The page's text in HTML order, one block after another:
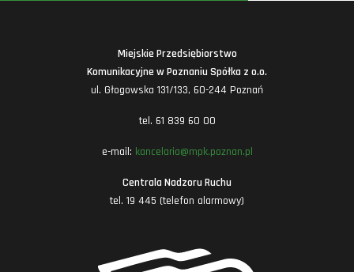
Miejskie Przedsiębiorstwo
Komunikacyjne w Poznaniu Spółka z o.o.
ul. Głogowska 131/133, 60-244 Poznań
tel. 61 839 60 00
e-mail: kancelaria@mpk.poznan.pl
Centrala Nadzoru Ruchu
tel. 19 445 (telefon alarmowy)